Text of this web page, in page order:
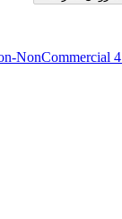
NonCommercial